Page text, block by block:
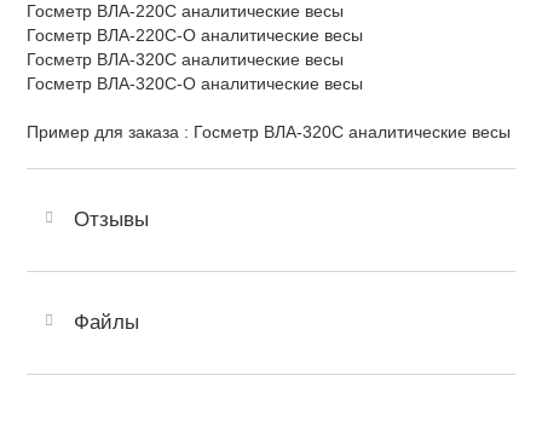
Госметр ВЛА-220С аналитические весы
Госметр ВЛА-220С-О аналитические весы
Госметр ВЛА-320С аналитические весы
Госметр ВЛА-320С-О аналитические весы
Пример для заказа : Госметр ВЛА-320С аналитические весы
Отзывы
Файлы